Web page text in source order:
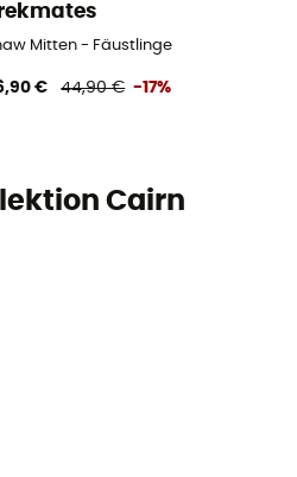
Mitten - Fäustlinge
€ 44,90 € -17%
Cairn